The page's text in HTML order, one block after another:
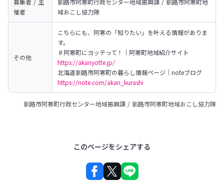
募集者 / 主
催者
釧路市阿寒町行政センター地域振興課 / 釧路市阿寒町地
域おこし協力隊
その他
こちらにも、阿寒の「知りたい」を叶える情報がありま
す。
https://akanyotte.jp/
https://note.com/akan_kurashi
釧路市阿寒町行政センター地域振興課 / 釧路市阿寒町地域おこし協力隊
このページをシェアする